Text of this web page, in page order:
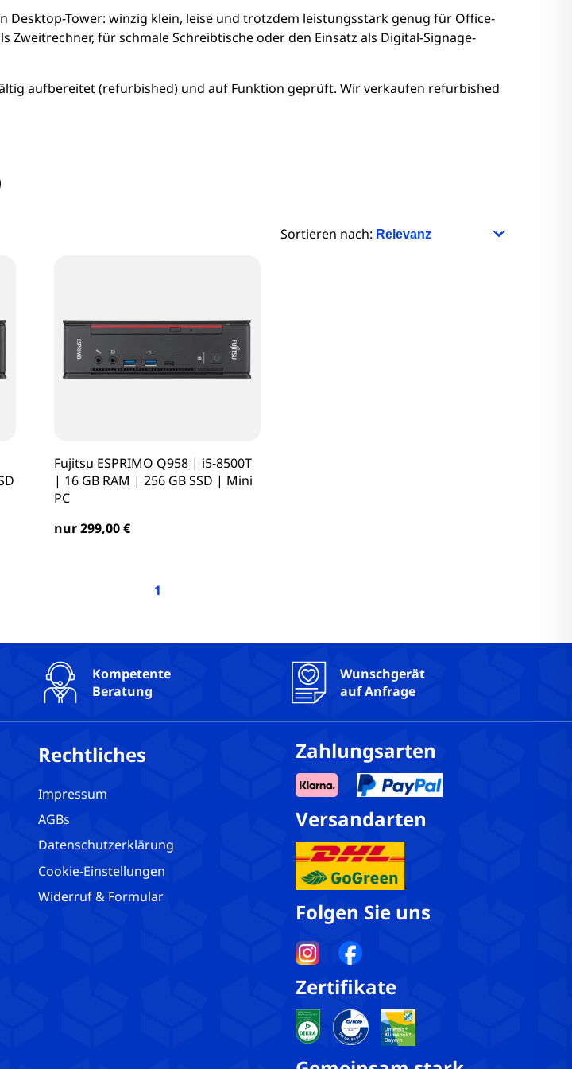
Viewsonic Monitore
27 Zoll Monitore
Desktop-Tower: winzig klein, leise und trotzdem leistungsstark genug für Office-
für schmale Schreibtische oder den Einsatz als Digital-Signage-
aufbereitet (refurbished) und auf Funktion geprüft. Wir verkaufen refurbished
Sortieren nach:
Fujitsu ESPRIMO Q958 | i5-8500T
| 16 GB RAM | 256 GB SSD | Mini
PC
nur 299,00 €
1
Kompetente
Beratung
Wunschgerät
auf Anfrage
Rechtliches
Impressum
AGBs
Datenschutzerklärung
Cookie-Einstellungen
Widerruf & Formular
Zahlungsarten
Versandarten
Folgen Sie uns
Zertifikate